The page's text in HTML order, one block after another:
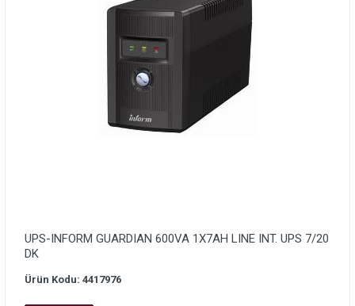
UPS-INFORM GUARDIAN 600VA 1X7AH LINE INT. UPS 7/20
DK
Ürün Kodu: 4417976